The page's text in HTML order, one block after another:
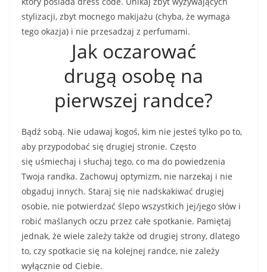
stylizacji, zbyt mocnego makijażu (chyba, że wymaga
tego okazja) i nie przesadzaj z perfumami.
Jak oczarować
drugą osobę na
pierwszej randce?
Bądź sobą. Nie udawaj kogoś, kim nie jesteś tylko po to,
aby przypodobać się drugiej stronie. Często
się uśmiechaj i słuchaj tego, co ma do powiedzenia
Twoja randka. Zachowuj optymizm, nie narzekaj i nie
obgaduj innych. Staraj się nie nadskakiwać drugiej
osobie, nie potwierdzać ślepo wszystkich jej/jego słów i
robić maślanych oczu przez całe spotkanie. Pamiętaj
jednak, że wiele zależy także od drugiej strony, dlatego
to, czy spotkacie się na kolejnej randce, nie zależy
wyłącznie od Ciebie.